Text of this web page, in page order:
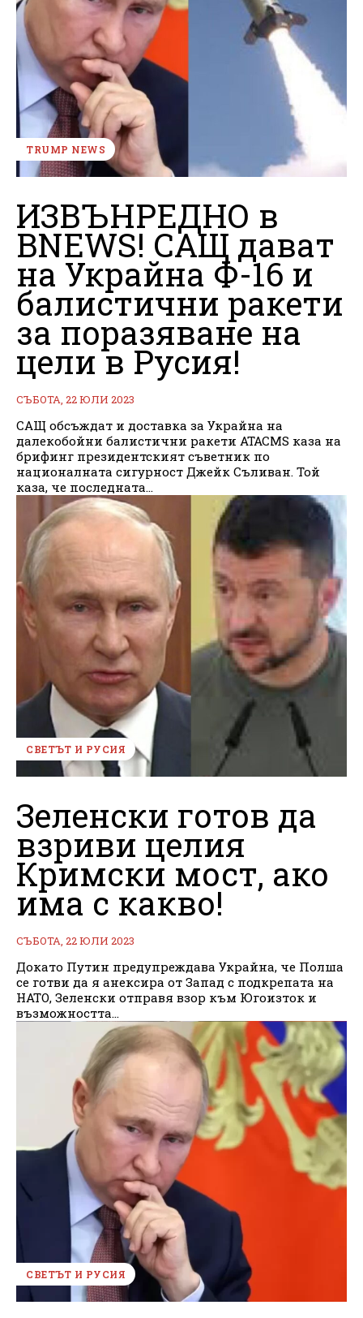
TRUMP NEWS
ИЗВЪНРЕДНО в
BNEWS! САЩ дават
на Украйна Ф-16 и
балистични ракети
за поразяване на
цели в Русия!
СЪБОТА, 22 ЮЛИ 2023
САЩ обсъждат и доставка за Украйна на
далекобойни балистични ракети ATACMS каза на
брифинг президентският съветник по
националната сигурност Джейк Съливан. Той
каза, че последната...
СВЕТЪТ И РУСИЯ
Зеленски готов да
взриви целия
Кримски мост, ако
има с какво!
СЪБОТА, 22 ЮЛИ 2023
Докато Путин предупреждава Украйна, че Полша
се готви да я анексира от Запад с подкрепата на
НАТО, Зеленски отправя взор към Югоизток и
възможността...
СВЕТЪТ И РУСИЯ